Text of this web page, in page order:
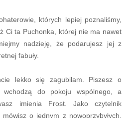
których lepiej poznaliśmy,
Ci ta Puchonka, której nie ma nawet
nadzieję, że podarujesz jej z
fabuły.
lekko się zagubiłam. Piszesz o
wchodzą do pokoju wspólnego, a
imienia Frost. Jako czytelnik
o jednym z nowoprzybyłych,